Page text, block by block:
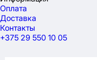
Оплата
Доставка
Контакты
+375 29 550 10 05